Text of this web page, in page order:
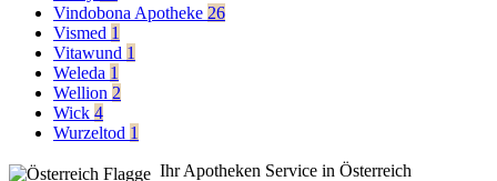
Vindobona Apotheke 26
Vismed 1
Vitawund 1
Weleda 1
Wellion 2
Wick 4
Wurzeltod 1
Ihr Apotheken Service in Österreich